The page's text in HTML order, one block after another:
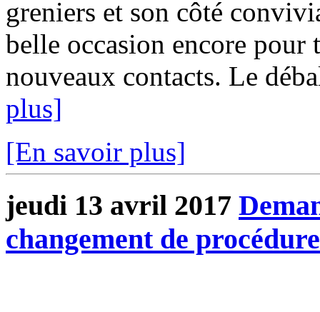
greniers et son côté
belle occasion encore pour
nouveaux contacts. Le
plus]
[En savoir plus]
jeudi 13 avril 2017
changement de procédure